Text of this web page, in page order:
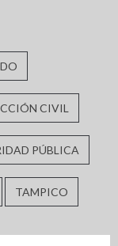
CIVIL
PÚBLICA
TAMPICO